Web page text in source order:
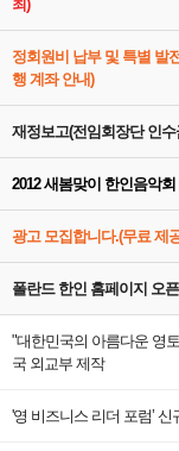
최)
정회원비 납부 및 특별 발
행 계좌 안내)
재정보고(전임회장단 인수
2012 새봄맞이 한인음악회
광고 모집합니다.(무료 제
폴란드 한인 홈페이지 오
"대한민국의 아름다운 영
국 외교부 제작
'영 비즈니스 리더 포럼’ 신